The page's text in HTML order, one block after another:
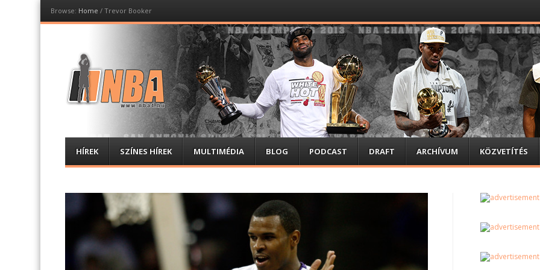
Browse: Home / Trevor Booker
NBA1
Menu
content
HÍREK SZÍNES HÍREK MULTIMÉDIA BLOG PODCAST DRAFT ARCHÍVUM KÖZVETÍTÉS